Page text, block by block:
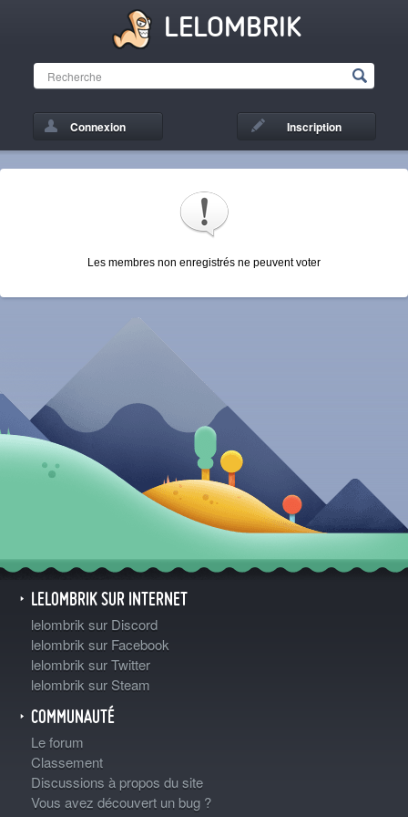
LELOMBRIK
Connexion Inscription
Les membres non enregistrés ne peuvent voter
LELOMBRIK SUR INTERNET
lelombrik sur Discord
lelombrik sur Facebook
lelombrik sur Twitter
lelombrik sur Steam
COMMUNAUTÉ
Le forum
Classement
Discussions à propos du site
Vous avez découvert un bug ?